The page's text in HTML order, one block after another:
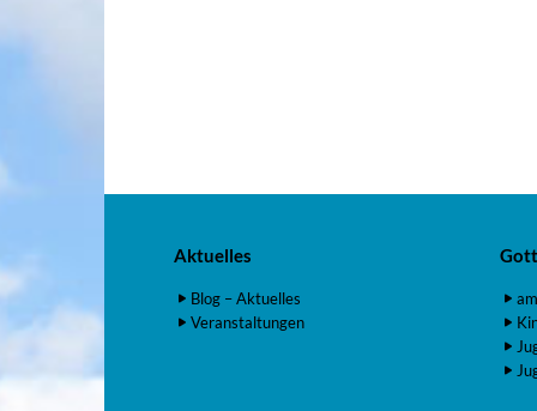
Aktuelles
Blog – Aktuelles
Veranstaltungen